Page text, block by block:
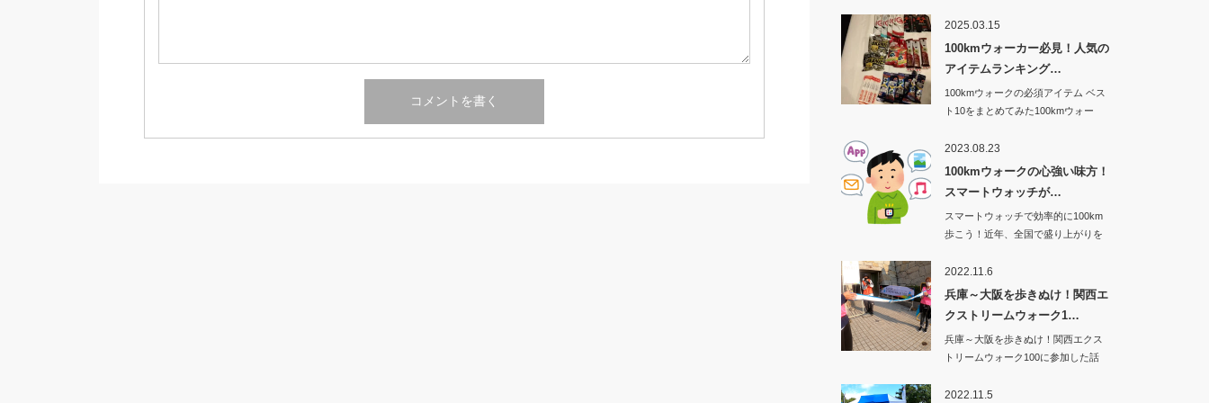
2025.03.15
100kmウォーカー必見！人気の
アイテムランキング…
100kmウォークの必須アイテム ベス
ト10をまとめてみた100kmウォー
2023.08.23
100kmウォークの心強い味方！
スマートウォッチが…
スマートウォッチで効率的に100km
歩こう！近年、全国で盛り上がりを
2022.11.6
兵庫～大阪を歩きぬけ！関西エ
クストリームウォーク1…
兵庫～大阪を歩きぬけ！関西エクス
トリームウォーク100に参加した話
2022.11.5